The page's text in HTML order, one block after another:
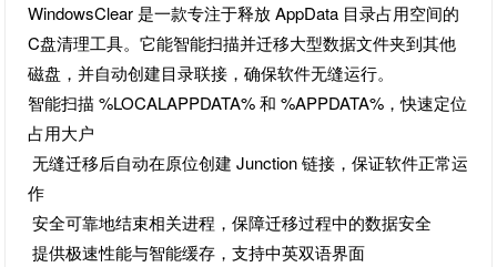
WindowsClear 是一款专注于释放 AppData 目录占用空间的
C盘清理工具。它能智能扫描并迁移大型数据文件夹到其他
磁盘，并自动创建目录联接，确保软件无缝运行。
智能扫描 %LOCALAPPDATA% 和 %APPDATA%，快速定位
占用大户
无缝迁移后自动在原位创建 Junction 链接，保证软件正常运
作
安全可靠地结束相关进程，保障迁移过程中的数据安全
提供极速性能与智能缓存，支持中英双语界面